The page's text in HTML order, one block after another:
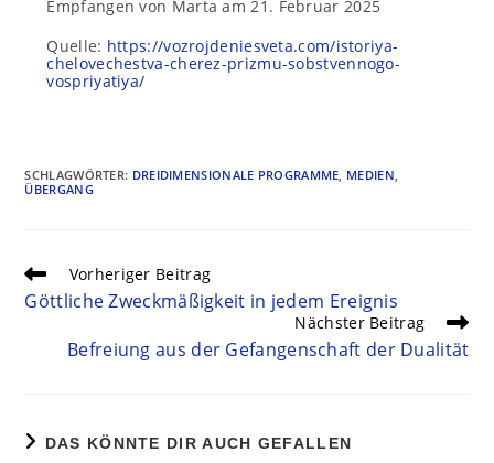
Empfangen von Marta am 21. Februar 2025
Quelle: https://vozrojdeniesveta.com/istoriya-
chelovechestva-cherez-prizmu-sobstvennogo-
vospriyatiya/
SCHLAGWÖRTER: DREIDIMENSIONALE PROGRAMME, MEDIEN,
ÜBERGANG
Vorheriger Beitrag
Göttliche Zweckmäßigkeit in jedem Ereignis
Nächster Beitrag
Befreiung aus der Gefangenschaft der Dualität
DAS KÖNNTE DIR AUCH GEFALLEN